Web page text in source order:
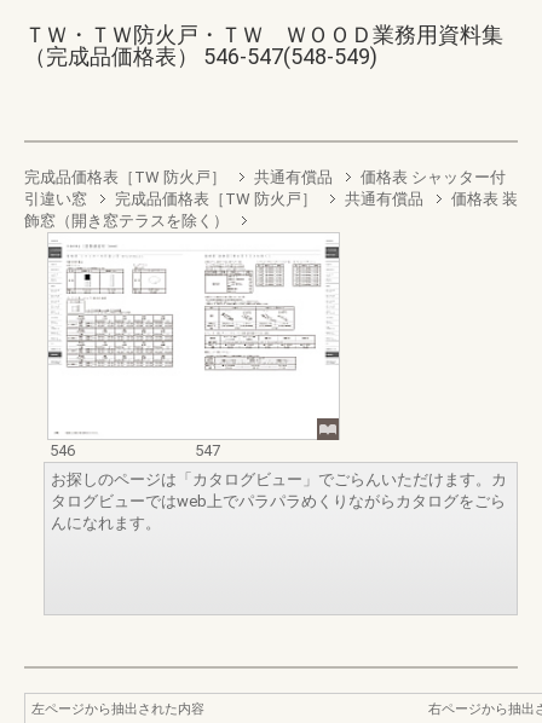
ＴＷ・ＴＷ防火戸・ＴＷ ＷＯＯＤ業務用資料集
（完成品価格表） 546-547(548-549)
完成品価格表［TW 防火戸］ 共通有償品
価格表 シャッター付
引違い窓
完成品価格表［TW 防火戸］ 共通有償品
価格表 装
飾窓（開き窓テラスを除く）
546
547
お探しのページは「カタログビュー」でごらんいただけます。カ
タログビューではweb上でパラパラめくりながらカタログをごら
んになれます。
左ページから抽出された内容
右ページから抽出